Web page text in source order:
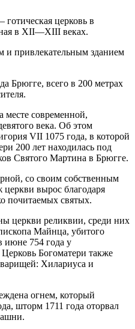
церковь в
в XII—XIII веках.
и привлекательным зданием
Брюгге, всего в 200 метрах
месте современной,
века. Об этом
VII 1075 года, в которой
200 лет находилась под
Святого Мартина в Брюгге.
со своим собственным
вырос благодаря
почитаемых святых.
церкви реликвии, среди них
Майнца, убитого
июне 754 года у
Богоматери также
Хилариуса и
огнем, который
шторм 1711 года оторвал